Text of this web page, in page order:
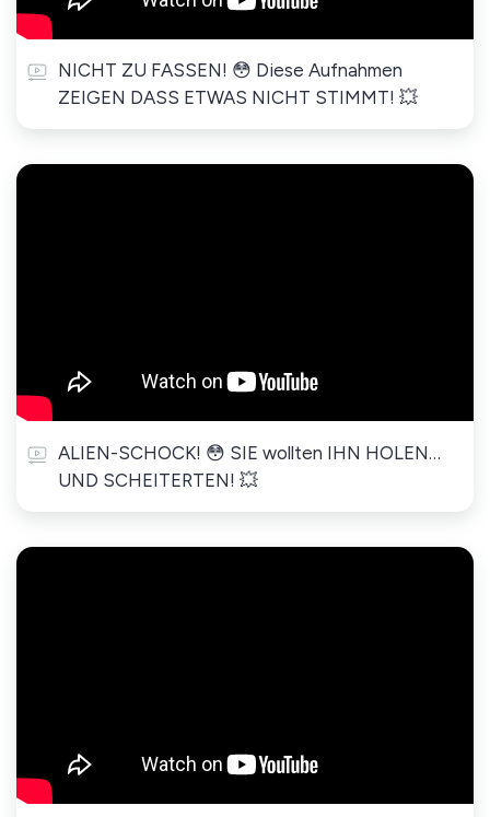
NICHT ZU FASSEN! 😳 Diese Aufnahmen
ZEIGEN DASS ETWAS NICHT STIMMT! 💥
ALIEN-SCHOCK! 😳 SIE wollten IHN HOLEN…
UND SCHEITERTEN! 💥